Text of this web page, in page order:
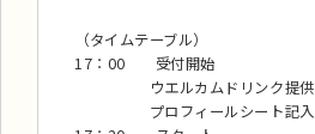
（タイムテーブル）
17：00 受付開始
ウエルカムドリンク提供
プロフィールシート記入